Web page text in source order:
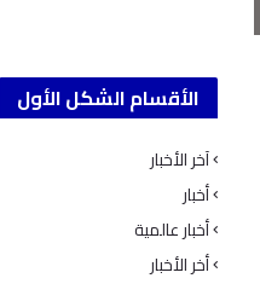
الأقسام الشكل الأول
آخر الأخبار
أخبار
أخبار عالمية
أخر الأخبار